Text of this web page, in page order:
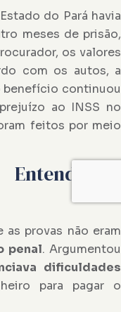
do Pará havia
meses de prisão,
os valores
com os autos, a
benefício continuou
ao INSS no
feitos por meio
a
provas não eram
penal. Argumentou
dificuldades
para pagar o